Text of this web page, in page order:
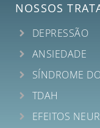
NOSSOS
DEPRESSÃO
ANSIEDADE
SÍNDROME
TDAH
EFEITOS